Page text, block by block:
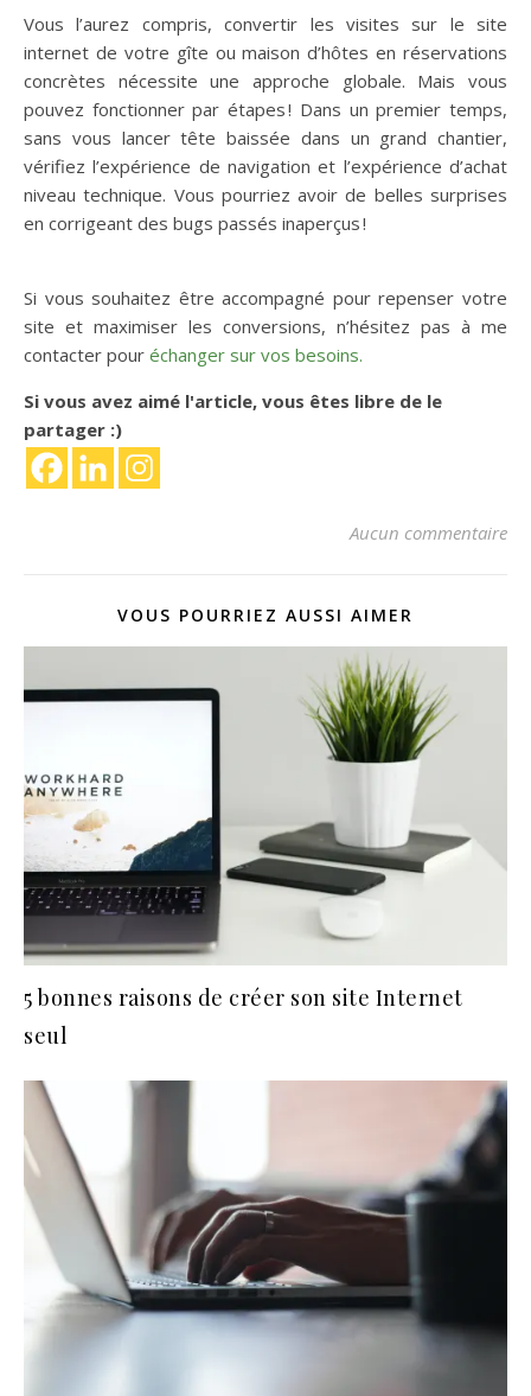
Vous l’aurez compris, convertir les visites sur le site
internet de votre gîte ou maison d’hôtes en réservations
concrètes nécessite une approche globale. Mais vous
pouvez fonctionner par étapes ! Dans un premier temps,
sans vous lancer tête baissée dans un grand chantier,
vérifiez l’expérience de navigation et l’expérience d’achat
niveau technique. Vous pourriez avoir de belles surprises
en corrigeant des bugs passés inaperçus !
Si vous souhaitez être accompagné pour repenser votre
site et maximiser les conversions, n’hésitez pas à me
contacter pour échanger sur vos besoins.
Si vous avez aimé l'article, vous êtes libre de le
partager :)
Aucun commentaire
VOUS POURRIEZ AUSSI AIMER
5 bonnes raisons de créer son site Internet
seul